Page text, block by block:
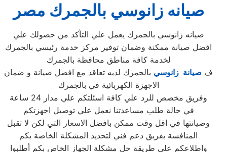
صيانه زانوسي بالجمرك مصر
صيانه زانوسي بالجمرك يعمل علي التأكد من حصولك علي
افضل صيانة ممكنة وضمان توفير مركز خدمة رئيسي بالجمرك
لخدمة كافة مناطق محافظة بالجمرك
ف صيانة زانوسي بالجمرك لديه تعاقد مع افضل صيانة و ضمان
الاجهزة الكهربائية في بالجمرك
وفريق مخصص للرد علي كافة اسئلتكم علي مدار 24 ساعة
في حالة طلب مساعدتنا نعمل علي توصيل اجهزتكم
وصيانتها في اقل وقت ممكن بافضل الاسعار التي لكن لا تقبل
المنافسة بفريق دعم فني لتحديد المشكلة الخاصة بكم
واطلاعكم علي طريقة حل مشكلة الجهاز الخاص بكم أطلبوا